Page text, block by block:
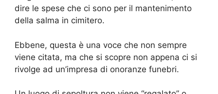
dire le spese che ci sono per il mantenimento
della salma in cimitero.
Ebbene, questa è una voce che non sempre
viene citata, ma che si scopre non appena ci si
rivolge ad un’impresa di onoranze funebri.